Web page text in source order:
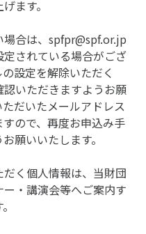
ます。
場合は、spfpr@spf.or.jp
されている場合がござ
設定を解除いただく
いただきますようお願
だいたメールアドレス
ので、再度お申込み手
願いいたします。
く個人情報は、当財団
・講演会等へご案内す